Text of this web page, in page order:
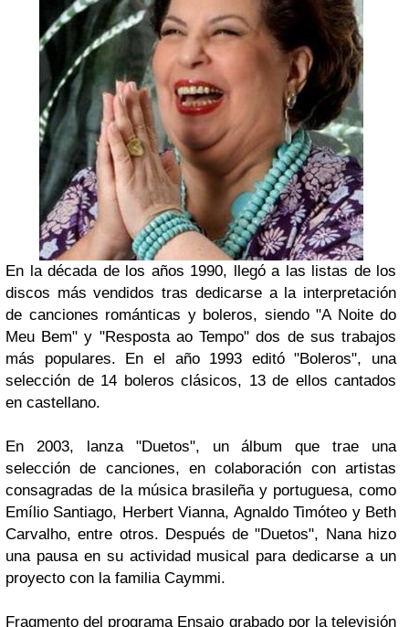
En la década de los años 1990, llegó a las listas de los
discos más vendidos tras dedicarse a la interpretación
de canciones románticas y boleros, siendo"A Noite do
Meu Bem" y "Resposta ao Tempo" dos de sus trabajos
más populares. En el año 1993 editó"Boleros", una
selección de 14 boleros clásicos, 13 de ellos cantados
en castellano.
En 2003, lanza "Duetos", un álbum que trae una
selección de canciones, en colaboración con artistas
consagradas de la música brasileña y portuguesa, como
Emílio Santiago, Herbert Vianna, Agnaldo Timóteo y Beth
Carvalho, entre otros. Después de"Duetos", Nana hizo
una pausa en su actividad musical para dedicarse a un
proyecto con la familiaCaymmi.
Fragmento del programa Ensaio grabado por la televisión